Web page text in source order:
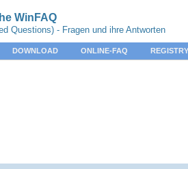
WinFAQ
Questions) - Fragen und ihre Antworten
DOWNLOAD ONLINE-FAQ